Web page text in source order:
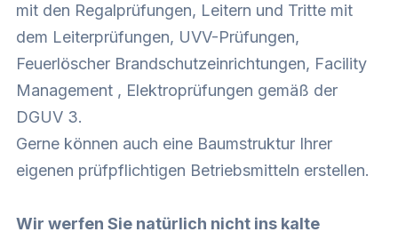
mit den Regalprüfungen, Leitern und Tritte mit
dem Leiterprüfungen, UVV-Prüfungen,
Feuerlöscher Brandschutzeinrichtungen, Facility
Management , Elektroprüfungen gemäß der
DGUV 3.
Gerne können auch eine Baumstruktur Ihrer
eigenen prüfpflichtigen Betriebsmitteln erstellen.
Wir werfen Sie natürlich nicht ins kalte